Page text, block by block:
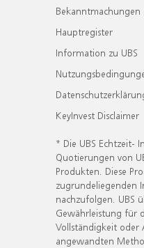
Bekanntmachungen
Hauptregister
Information zu UBS
KeyInvest Disclaimer
* Die UBS Echtzeit-
Quotierungen von
Produkten. Diese
zugrundeliegenden
nachzufolgen. UBS
Gewährleistung für
Vollständigkeit oder
angewandten